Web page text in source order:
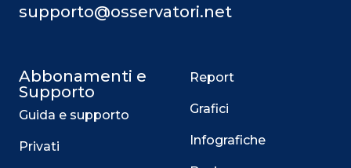
supporto@osservatori.net
Abbonamenti e
Supporto
Guida e supporto
Privati
Report
Grafici
Infografiche